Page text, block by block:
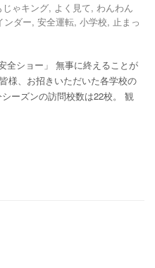
じゃキング, よく見て, わんわん
ンダー, 安全運転, 小学校, 止まっ
全ショー」 無事に終えることが
様、お招きいただいた各学校の
ーズンの訪問校数は22校。 観